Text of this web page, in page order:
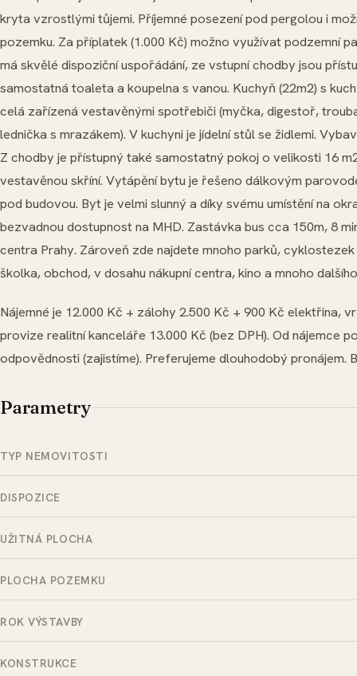
kryta vzrostlými tůjemi. Příjemné posezení pod pergolou i
pozemku. Za příplatek (1.000 Kč) možno využívat podzemní
má skvělé dispoziční uspořádání, ze vstupní chodby jsou
samostatná toaleta a koupelna s vanou. Kuchyň (22m2) s
celá zařízená vestavěnými spotřebiči (myčka, digestoř,
lednička s mrazákem). V kuchyni je jídelní stůl se židlemi.
Z chodby je přístupný také samostatný pokoj o velikosti 16
vestavěnou skříní. Vytápění bytu je řešeno dálkovým
pod budovou. Byt je velmi slunný a díky svému umístění na
bezvadnou dostupnost na MHD. Zastávka bus cca 150m, 8
centra Prahy. Zároveň zde najdete mnoho parků,
školka, obchod, v dosahu nákupní centra, kino a mnoho
Nájemné je 12.000 Kč + zálohy 2.500 Kč + 900 Kč elektřina,
provize realitní kanceláře 13.000 Kč (bez DPH). Od nájemce
odpovědnosti (zajistíme). Preferujeme dlouhodobý pronájem.
Parametry
TYP NEMOVITOSTI
DISPOZICE
UŽITNÁ PLOCHA
PLOCHA POZEMKU
ROK VÝSTAVBY
KONSTRUKCE